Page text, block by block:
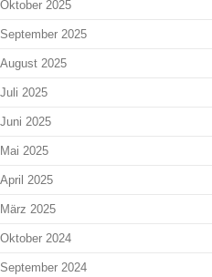
Oktober 2025
September 2025
August 2025
Juli 2025
Juni 2025
Mai 2025
April 2025
März 2025
Oktober 2024
September 2024